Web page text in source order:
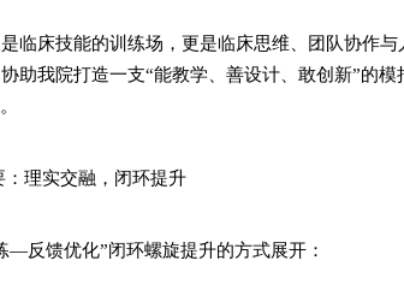
临床技能的训练场，更是临床思维、团队协作与
助我院打造一支“能教学、善设计、敢创新”的模
：理实交融，闭环提升
反馈优化”闭环螺旋提升的方式展开：